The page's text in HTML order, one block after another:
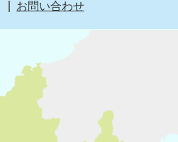
お問い合わせ